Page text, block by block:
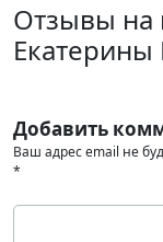
Отзывы на
Екатерины
Добавить
Ваш адрес email не
*